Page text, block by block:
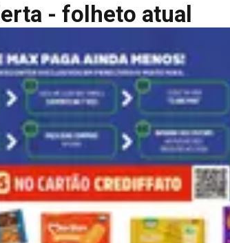
- folheto atual